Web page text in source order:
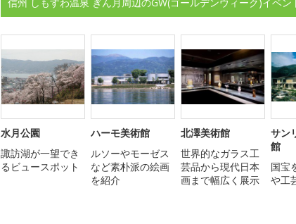
水月公園
諏訪湖が一望でき
るビュースポット
ハーモ美術館
ルソーやモーゼス
など素朴派の絵画
を紹介
北澤美術館
世界的なガラス工
芸品から現代日本
画まで幅広く展示
サン
館
国宝
や工